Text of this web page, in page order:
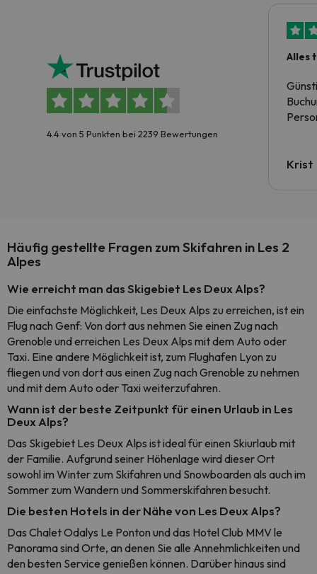
4.4 von 5 Punkten bei 2239 Bewertungen
Alles
Krist
Häufig gestellte Fragen zum Skifahren in Les 2
Alpes
Wie erreicht man das Skigebiet Les Deux Alps?
Die einfachste Möglichkeit, Les Deux Alps zu erreichen, ist ein
Flug nach Genf: Von dort aus nehmen Sie einen Zug nach
Grenoble und erreichen Les Deux Alps mit dem Auto oder
Taxi. Eine andere Möglichkeit ist, zum Flughafen Lyon zu
fliegen und von dort aus einen Zug nach Grenoble zu nehmen
und mit dem Auto oder Taxi weiterzufahren.
Wann ist der beste Zeitpunkt für einen Urlaub in Les
Deux Alps?
Das Skigebiet Les Deux Alps ist ideal für einen Skiurlaub mit
der Familie. Aufgrund seiner Höhenlage wird dieser Ort
sowohl im Winter zum Skifahren und Snowboarden als auch im
Sommer zum Wandern und Sommerskifahren besucht.
Die besten Hotels in der Nähe von Les Deux Alps?
Das Chalet Odalys Le Ponton und das Hotel Club MMV le
Panorama sind Orte, an denen Sie alle Annehmlichkeiten und
den besten Service genießen können. Darüber hinaus sind